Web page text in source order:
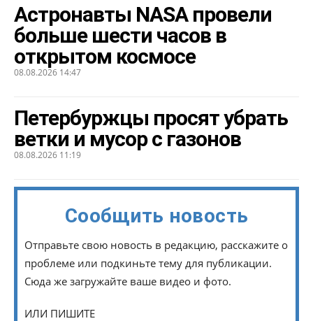
Астронавты NASA провели
больше шести часов в
открытом космосе
08.08.2026 14:47
Петербуржцы просят убрать
ветки и мусор с газонов
08.08.2026 11:19
Сообщить новость
Отправьте свою новость в редакцию, расскажите о
проблеме или подкиньте тему для публикации.
Сюда же загружайте ваше видео и фото.
ИЛИ ПИШИТЕ